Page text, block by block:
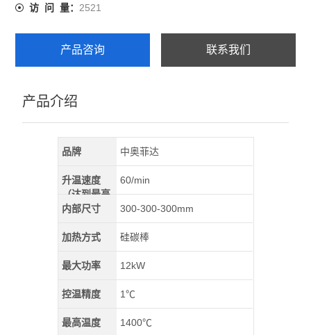
访 问 量：2521
产品咨询 联系我们
产品介绍
品牌 中奥菲达
升温速度
（达到最高
温）
60/min
内部尺寸 300-300-300mm
加热方式 硅碳棒
最大功率 12kW
控温精度 1℃
最高温度 1400℃